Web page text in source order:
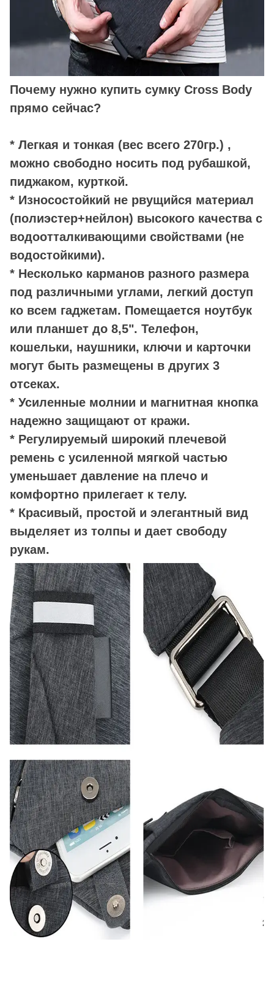
Почему нужно купить сумку Cross Body
прямо сейчас?
* Легкая и тонкая (вес всего 270гр.) ,
можно свободно носить под рубашкой,
пиджаком, курткой.
* Износостойкий не рвущийся материал
(полиэстер+нейлон) высокого качества с
водоотталкивающими свойствами (не
водостойкими).
* Несколько карманов разного размера
под различными углами, легкий доступ
ко всем гаджетам. Помещается ноутбук
или планшет до 8,5". Телефон,
кошельки, наушники, ключи и карточки
могут быть размещены в других 3
отсеках.
* Усиленные молнии и магнитная кнопка
надежно защищают от кражи.
* Регулируемый широкий плечевой
ремень с усиленной мягкой частью
уменьшает давление на плечо и
комфортно прилегает к телу.
* Красивый, простой и элегантный вид
выделяет из толпы и дает свободу
рукам.